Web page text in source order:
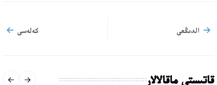
الدىڭعى كەلەسى
قاتىستى ماقالالار